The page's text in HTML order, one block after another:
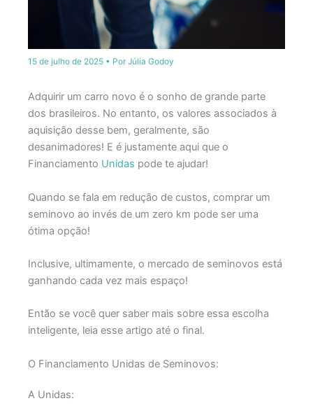
15 de julho de 2025 • Por Júlia Godoy
Adquirir um carro novo é o sonho de grande parte
dos brasileiros. No entanto, os valores associados à
aquisição desse bem, geralmente, são
desanimadores! E é justamente aqui que o
Financiamento Unidas pode te ajudar!
Quando se fala em redução de custos, comprar um
seminovo ao invés de um zero km pode ser uma
ótima opção!
Inclusive, ultimamente, o mercado de seminovos está
ganhando cada vez mais espaço!
Então se você quer saber mais sobre essa escolha
inteligente, leia esse artigo até o final.
O Financiamento Unidas de Seminovos:
A Unidas: